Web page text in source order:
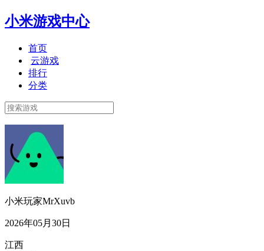
小米游戏中心
首页
云游戏
排行
分类
小米玩家MrXuvb
2026年05月30日
江西